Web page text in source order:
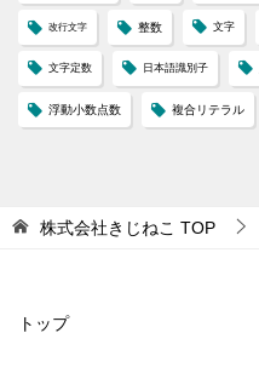
改行文字 整数 文字
文字定数 日本語識別子
浮動小数点数 複合リテラル
株式会社きじねこ TOP
トップ